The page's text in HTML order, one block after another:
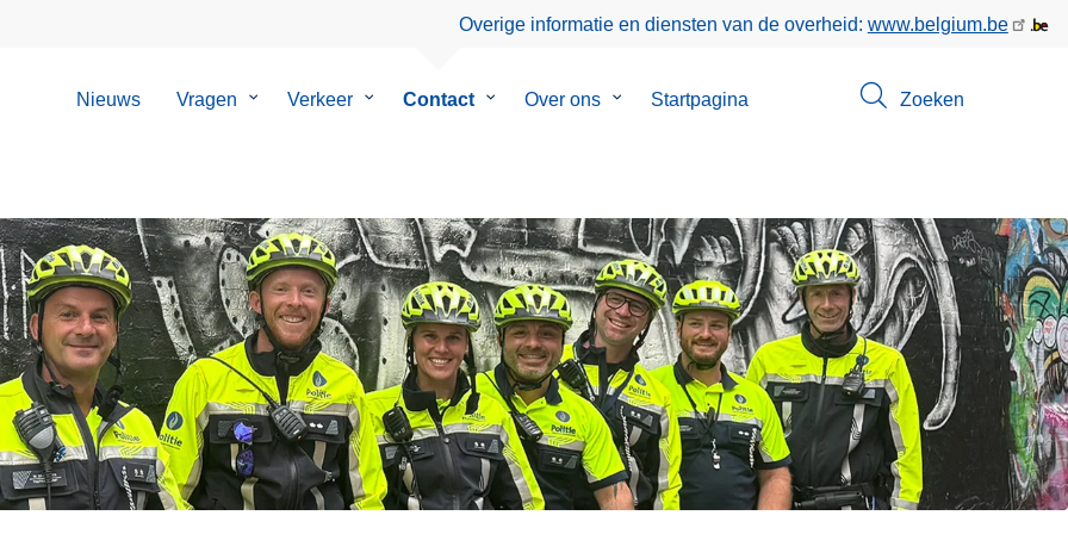
Overige informatie en diensten van de overheid: www.belgium.be
Nieuws Vragen
Submenu
Verkeer
Submenu
Contact
SubmenuOver ons
SubmenuStartpagina Zoeken